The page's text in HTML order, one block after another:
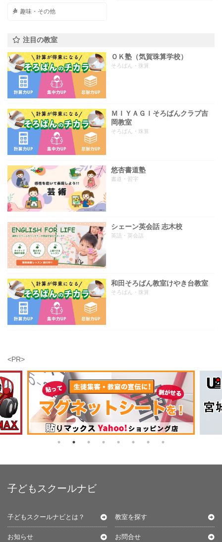
趣味・その他
注目の教室
ＯＫ塾（気賀珠算学校）
そろばん・珠算
ＭＩＹＡＧＩそろばんクラブ吉
岡教室
そろばん・珠算
悠杏書道塾
書道・習字
シェーン英会話 志木校
英語・英会話
和田そろばん教室けやき台教室
そろばん・珠算
<PR>
子どもスクールナビ
子どもスクールナビとは？ 教室を探す
お知らせ お問合せ